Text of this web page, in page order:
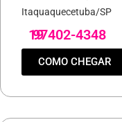
Itaquaquecetuba/SP
19
97402-4348
COMO CHEGAR